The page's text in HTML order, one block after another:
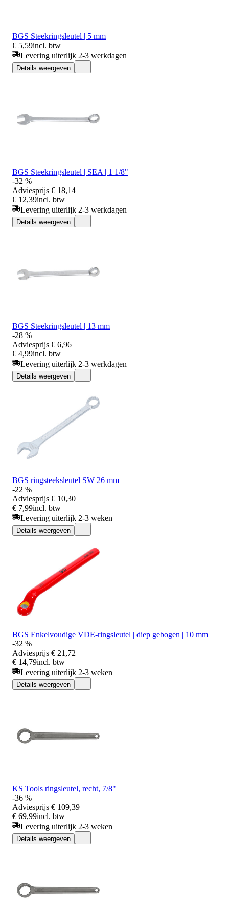
BGS Steekringsleutel | 5 mm
€ 5,59incl. btw
Levering uiterlijk 2-3 werkdagen
Details weergeven
BGS Steekringsleutel | SEA | 1 1/8"
-32 %
Adviesprijs € 18,14
€ 12,39incl. btw
Levering uiterlijk 2-3 werkdagen
Details weergeven
BGS Steekringsleutel | 13 mm
-28 %
Adviesprijs € 6,96
€ 4,99incl. btw
Levering uiterlijk 2-3 werkdagen
Details weergeven
BGS ringsteeksleutel SW 26 mm
-22 %
Adviesprijs € 10,30
€ 7,99incl. btw
Levering uiterlijk 2-3 weken
Details weergeven
BGS Enkelvoudige VDE-ringsleutel | diep gebogen | 10 mm
-32 %
Adviesprijs € 21,72
€ 14,79incl. btw
Levering uiterlijk 2-3 weken
Details weergeven
KS Tools ringsleutel, recht, 7/8"
-36 %
Adviesprijs € 109,39
€ 69,99incl. btw
Levering uiterlijk 2-3 weken
Details weergeven